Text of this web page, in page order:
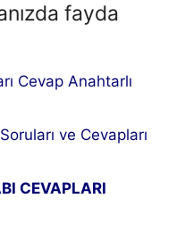
fayda
Cevap Anahtarlı
Soruları ve Cevapları
CEVAPLARI